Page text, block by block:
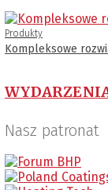
Produkty
Kompleksowe
Nasz patronat